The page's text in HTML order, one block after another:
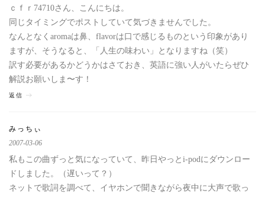
ｃｆｒ74710さん、こんにちは。
同じタイミングでポストしていて気づきませんでした。
なんとなくaromaは鼻、flavorは口で感じるものという印象があり
ますが、そうなると、「人生の味わい」となりますね（笑）
訳す必要があるかどうかはさておき、英語に強い人がいたらぜひ
解説お願いしま〜す！
返信
みっちぃ
2007-03-06
私もこの曲ずっと気になっていて、昨日やっとi-podにダウンロー
ドしました。（遅いって？）
ネットで歌詞を調べて、イヤホンで聞きながら夜中に大声で歌っ